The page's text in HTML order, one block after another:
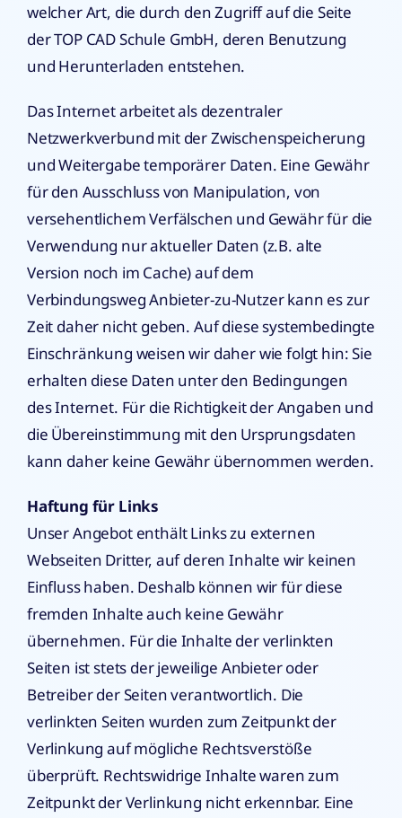
welcher Art, die durch den Zugriff auf die Seite
der TOP CAD Schule GmbH, deren Benutzung
und Herunterladen entstehen.
Das Internet arbeitet als dezentraler
Netzwerkverbund mit der Zwischenspeicherung
und Weitergabe temporärer Daten. Eine Gewähr
für den Ausschluss von Manipulation, von
versehentlichem Verfälschen und Gewähr für die
Verwendung nur aktueller Daten (z.B. alte
Version noch im Cache) auf dem
Verbindungsweg Anbieter-zu-Nutzer kann es zur
Zeit daher nicht geben. Auf diese systembedingte
Einschränkung weisen wir daher wie folgt hin: Sie
erhalten diese Daten unter den Bedingungen
des Internet. Für die Richtigkeit der Angaben und
die Übereinstimmung mit den Ursprungsdaten
kann daher keine Gewähr übernommen werden.
Haftung für Links
Unser Angebot enthält Links zu externen
Webseiten Dritter, auf deren Inhalte wir keinen
Einfluss haben. Deshalb können wir für diese
fremden Inhalte auch keine Gewähr
übernehmen. Für die Inhalte der verlinkten
Seiten ist stets der jeweilige Anbieter oder
Betreiber der Seiten verantwortlich. Die
verlinkten Seiten wurden zum Zeitpunkt der
Verlinkung auf mögliche Rechtsverstöße
überprüft. Rechtswidrige Inhalte waren zum
Zeitpunkt der Verlinkung nicht erkennbar. Eine